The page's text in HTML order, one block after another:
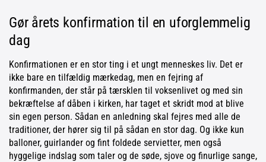
Gør årets konfirmation til en uforglemmelig
dag
Konfirmationen er en stor ting i et ungt menneskes liv. Det er
ikke bare en tilfældig mærkedag, men en fejring af
konfirmanden, der står på tærsklen til voksenlivet og med sin
bekræftelse af dåben i kirken, har taget et skridt mod at blive
sin egen person. Sådan en anledning skal fejres med alle de
traditioner, der hører sig til på sådan en stor dag. Og ikke kun
balloner, guirlander og fint foldede servietter, men også
hyggelige indslag som taler og de søde, sjove og finurlige sange,